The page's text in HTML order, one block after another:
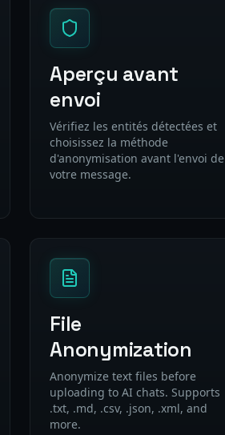
Aperçu avant
envoi
Vérifiez les entités détectées et
choisissez la méthode
d'anonymisation avant l'envoi de
votre message.
File
Anonymization
Anonymize text files before
uploading to AI chats. Supports
.txt, .md, .csv, .json, .xml, and
more.